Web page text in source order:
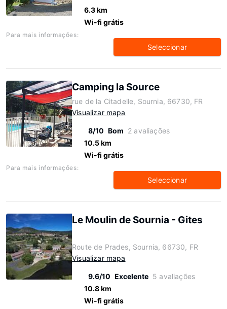
6.3 km
Wi-fi grátis
Para mais informações:
Seleccionar
Camping la Source
rue de la Citadelle, Sournia, 66730, FR
Visualizar mapa
8/10 Bom 2 avaliações
10.5 km
Wi-fi grátis
Para mais informações:
Seleccionar
Le Moulin de Sournia - Gites
Route de Prades, Sournia, 66730, FR
Visualizar mapa
9.6/10 Excelente 5 avaliações
10.8 km
Wi-fi grátis